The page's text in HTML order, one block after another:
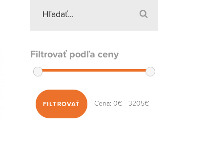
Filtrovať podľa ceny
FILTROVAŤ Cena: 0€ - 3205€